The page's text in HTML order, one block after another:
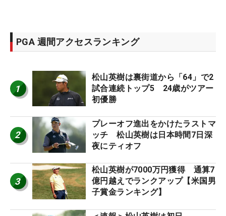
PGA 週間アクセスランキング
1
松山英樹は裏街道から「64」で2
試合連続トップ5 24歳がツアー
初優勝
2
プレーオフ進出をかけたラストマ
ッチ 松山英樹は日本時間7日深
夜にティオフ
3
松山英樹が7000万円獲得 通算7
億円越えでランクアップ【米国男
子賞金ランキング】